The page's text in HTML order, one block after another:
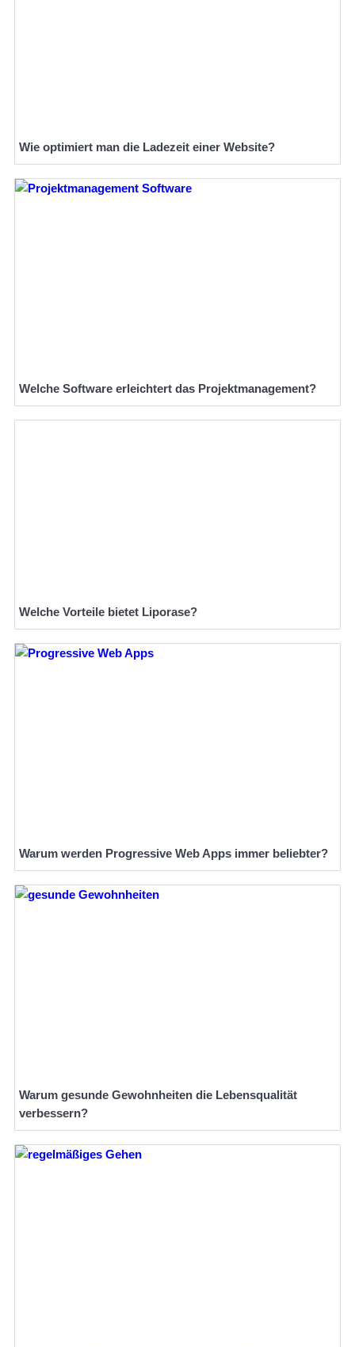
Wie optimiert man die Ladezeit einer Website?
Welche Software erleichtert das Projektmanagement?
Welche Vorteile bietet Liporase?
Warum werden Progressive Web Apps immer beliebter?
Warum gesunde Gewohnheiten die Lebensqualität
verbessern?